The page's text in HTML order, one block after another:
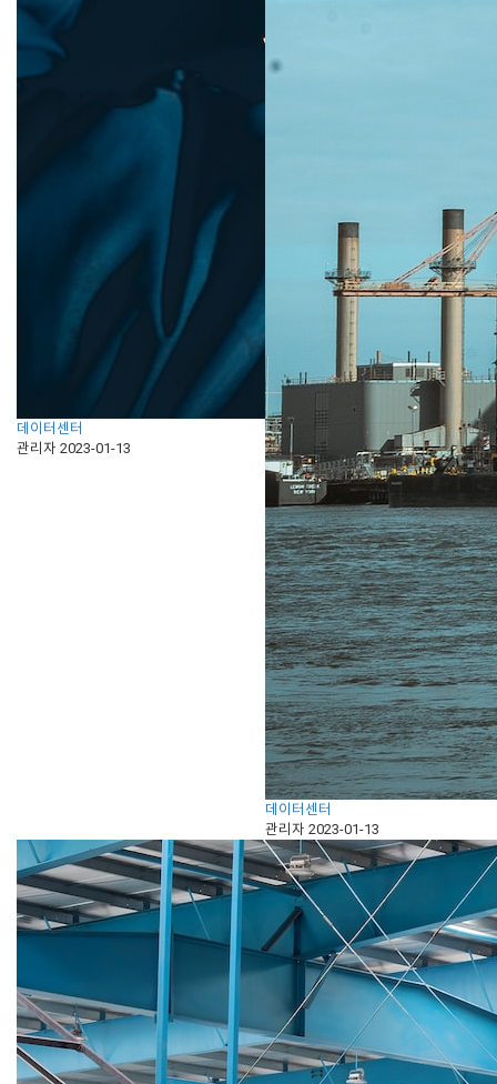
데이터센터
관리자 2023-01-13
데이터센터
관리자 2023-01-13